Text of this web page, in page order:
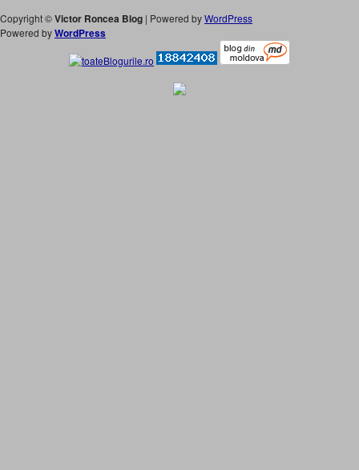
Copyright ©Victor Roncea Blog | Powered byWordPress
Powered byWordPress